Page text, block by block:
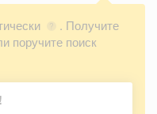
?
. Получите
поручите поиск